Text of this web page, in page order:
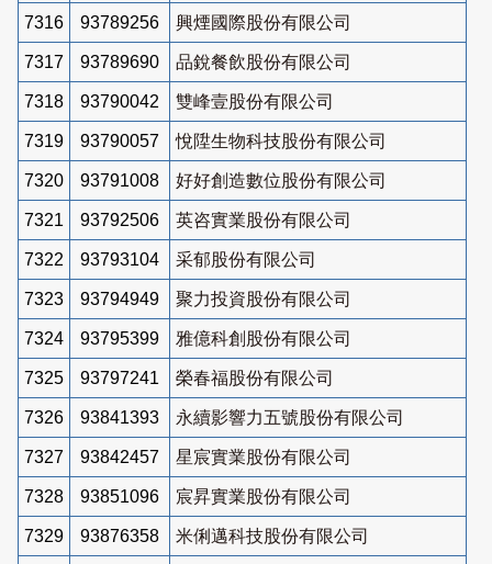
7316 93789256 興煙國際股份有限公司
7317 93789690 品銳餐飲股份有限公司
7318 93790042 雙峰壹股份有限公司
7319 93790057 悅陞生物科技股份有限公司
7320 93791008 好好創造數位股份有限公司
7321 93792506 英咨實業股份有限公司
7322 93793104 采郁股份有限公司
7323 93794949 聚力投資股份有限公司
7324 93795399 雅億科創股份有限公司
7325 93797241 榮春福股份有限公司
7326 93841393 永續影響力五號股份有限公司
7327 93842457 星宸實業股份有限公司
7328 93851096 宸昇實業股份有限公司
7329 93876358 米俐邁科技股份有限公司